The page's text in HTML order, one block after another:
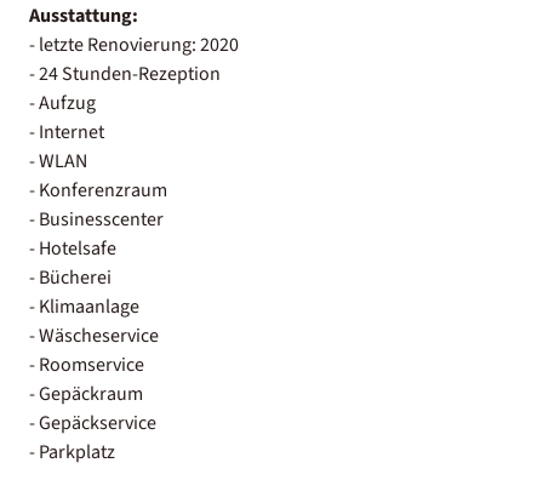
Ausstattung:
- letzte Renovierung: 2020
- 24 Stunden-Rezeption
- Aufzug
- Internet
- WLAN
- Konferenzraum
- Businesscenter
- Hotelsafe
- Bücherei
- Klimaanlage
- Wäscheservice
- Roomservice
- Gepäckraum
- Gepäckservice
- Parkplatz